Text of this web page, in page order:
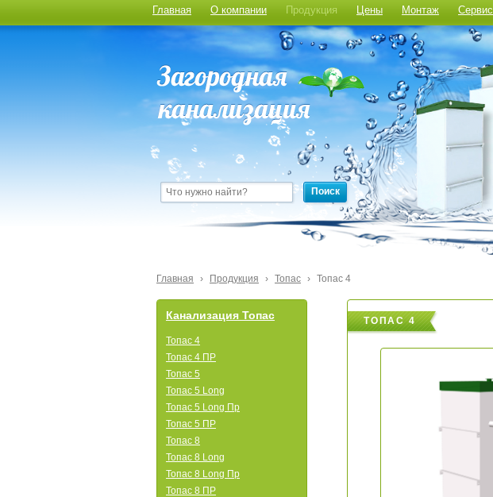
Главная О компании Продукция Цены Монтаж Сервис
Поиск
Главная › Продукция › Топас › Топас 4
Канализация Топас
Топас 4
Топас 4 ПР
Топас 5
Топас 5 Long
Топас 5 Long Пр
Топас 5 ПР
Топас 8
Топас 8 Long
Топас 8 Long Пр
Топас 8 ПР
ТОПАС 4